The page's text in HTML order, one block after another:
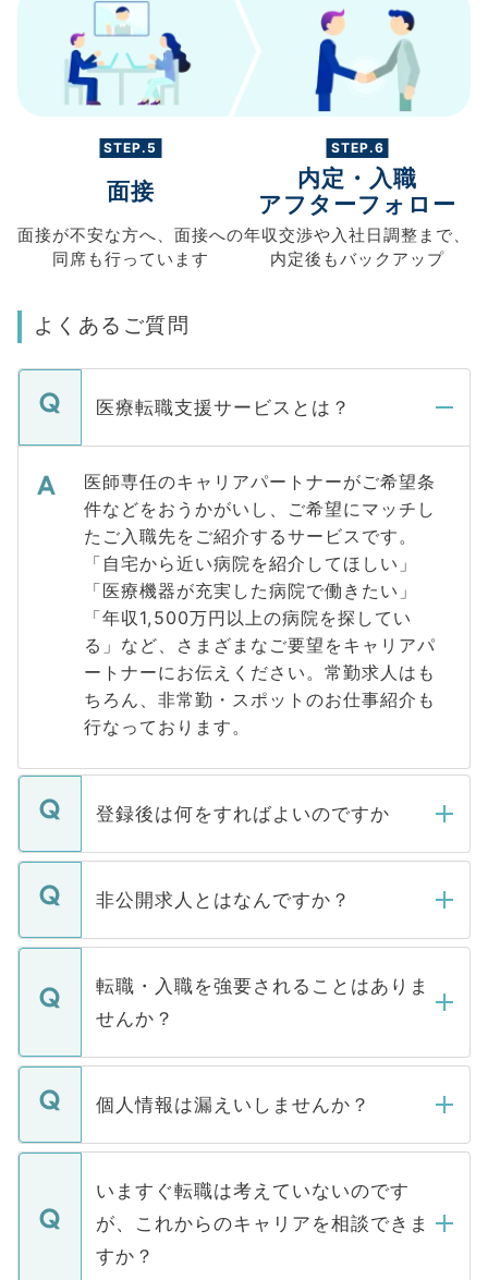
STEP.5
面接
面接が不安な方へ、 面接への
同席も行っています
STEP.6
内定・入職
アフターフォロー
年収交渉や入社日調整まで、
内定後もバックアップ
よくあるご質問
医療転職支援サービスとは？
医師専任のキャリアパートナーがご希望条
件などをおうかがいし、ご希望にマッチし
たご入職先をご紹介するサービスです。
「自宅から近い病院を紹介してほしい」
「医療機器が充実した病院で働きたい」
「年収1,500万円以上の病院を探してい
る」など、さまざまなご要望をキャリアパ
ートナーにお伝えください。常勤求人はも
ちろん、非常勤・スポットのお仕事紹介も
行なっております。
登録後は何をすればよいのですか
ご登録いただきましたら、弊社担当者がご
登録内容を確認し、その後メールもしくは
ます。通常、5営業日以内にはご連絡をせて
いただきますので、しばらくお待ちくださ
非公開求人とはなんですか？
マイナビDOCTORで取り扱っている求人の
うち約3割は、Webサイトからご覧いただ
けない「非公開求人」です。非公開求人は
下記の理由によって、一般には公開してい
ません。
■応募殺到を避けるため 人気のある医療機
関を公にしてしまうと、応募が殺到する場
に、医療機関が求める条件に合った人材の
みを人材紹介会社に依頼するケースが増え
ています。
転職・入職を強要されることはありま
せんか？
転職・入職を強要することは一切ありませ
ん。また、仮に応募先から内定をいただい
定を承諾する必要はありません。内定先へ
の辞退の連絡はキャリアパートナーが行い
個人情報は漏えいしませんか？
個人情報が漏えいすることはありませんの
で、ご安心ください。当サイトからの登録
などで収集したご登録者様の個人情報は、
ご本人のキャリアアップおよび転職活動の
支援を目的に使用いたします。お預かりし
いますぐ転職は考えていないのです
が、これからのキャリアを相談できま
すか？